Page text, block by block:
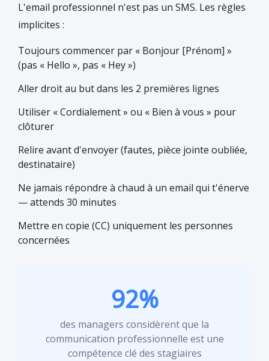
L'email professionnel n'est pas un SMS. Les règles
implicites :
Toujours commencer par « Bonjour [Prénom] »
(pas « Hello », pas « Hey »)
Aller droit au but dans les 2 premières lignes
Utiliser « Cordialement » ou « Bien à vous » pour
clôturer
Relire avant d'envoyer (fautes, pièce jointe oubliée,
destinataire)
Ne jamais répondre à chaud à un email qui t'énerve
— attends 30 minutes
Mettre en copie (CC) uniquement les personnes
concernées
92%
des managers considèrent que la
communication professionnelle est une
compétence clé des stagiaires